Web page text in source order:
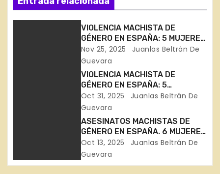
g
e
VIOLENCIA MACHISTA DE
GÉNERO EN ESPAÑA: 5 MUJERES
ASESINADAS EN 3 SEMANAS DE
NOVIEMBRE (en Huelva,
Zaragoza, Barcelona, Madrid y
Málaga)
Nov 25, 2025
Juanlas Beltrán De
Guevara
VIOLENCIA MACHISTA DE
GÉNERO EN ESPAÑA: 5
ASESINADAS EN 15 DÍAS
(Badajoz, Gipuzkoa, Madrid,
Alicante y Murcia)
Oct 31, 2025
Juanlas Beltrán De
Guevara
ASESINATOS MACHISTAS DE
GÉNERO EN ESPAÑA. 6 MUJERES
ASESINADAS EN SEPTIEMBRE
(Sevilla, Murcia, Sevilla, Málaga,
Girona, Badajoz)
Oct 13, 2025
Juanlas Beltrán De
Guevara